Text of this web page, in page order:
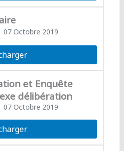
07 Octobre 2019
et Enquête
délibération
07 Octobre 2019